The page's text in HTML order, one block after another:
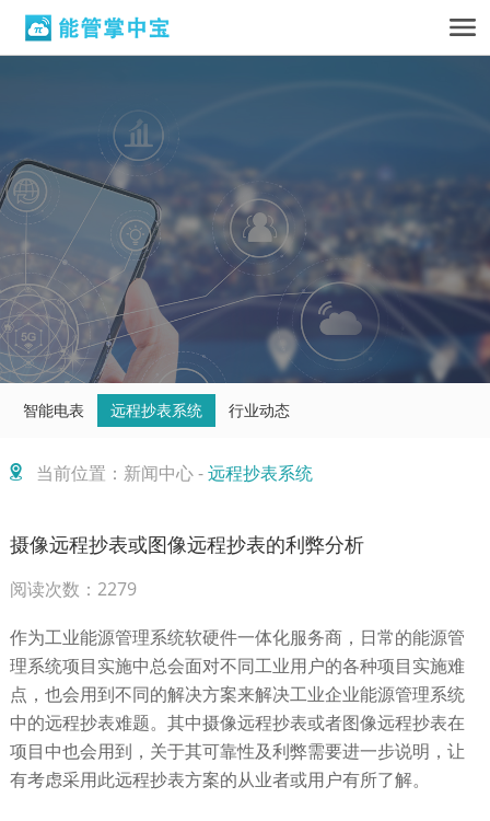
智能电表 远程抄表系统 行业动态
当前位置：新闻中心 -远程抄表系统
摄像远程抄表或图像远程抄表的利弊分析
阅读次数：2279
作为工业能源管理系统软硬件一体化服务商，日常的能源管
理系统项目实施中总会面对不同工业用户的各种项目实施难
点，也会用到不同的解决方案来解决工业企业能源管理系统
中的远程抄表难题。其中摄像远程抄表或者图像远程抄表在
项目中也会用到，关于其可靠性及利弊需要进一步说明，让
有考虑采用此远程抄表方案的从业者或用户有所了解。